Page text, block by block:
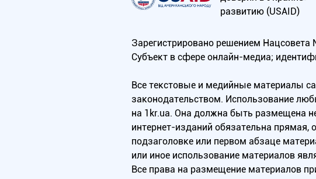
развитию (USAID)
Зарегистрировано решением Нацсовета
Субъект в сфере онлайн-медиа;
Все текстовые и медийные материалы
законодательством. Использование
на 1kr.ua. Она должна быть размещена
интернет-изданий обязательна
подзаголовке или первом абзаце
или иное использование материалов
Все права на размещение материалов